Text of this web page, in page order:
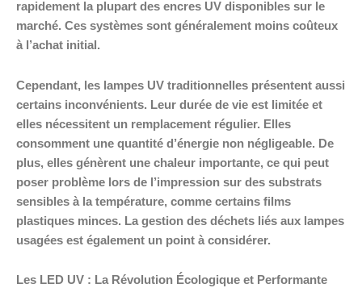
rapidement la plupart des encres UV disponibles sur le
marché. Ces systèmes sont généralement moins coûteux
à l’achat initial.
Cependant, les lampes UV traditionnelles présentent aussi
certains inconvénients. Leur durée de vie est limitée et
elles nécessitent un remplacement régulier. Elles
consomment une quantité d’énergie non négligeable. De
plus, elles génèrent une chaleur importante, ce qui peut
poser problème lors de l’impression sur des substrats
sensibles à la température, comme certains films
plastiques minces. La gestion des déchets liés aux lampes
usagées est également un point à considérer.
Les LED UV : La Révolution Écologique et Performante